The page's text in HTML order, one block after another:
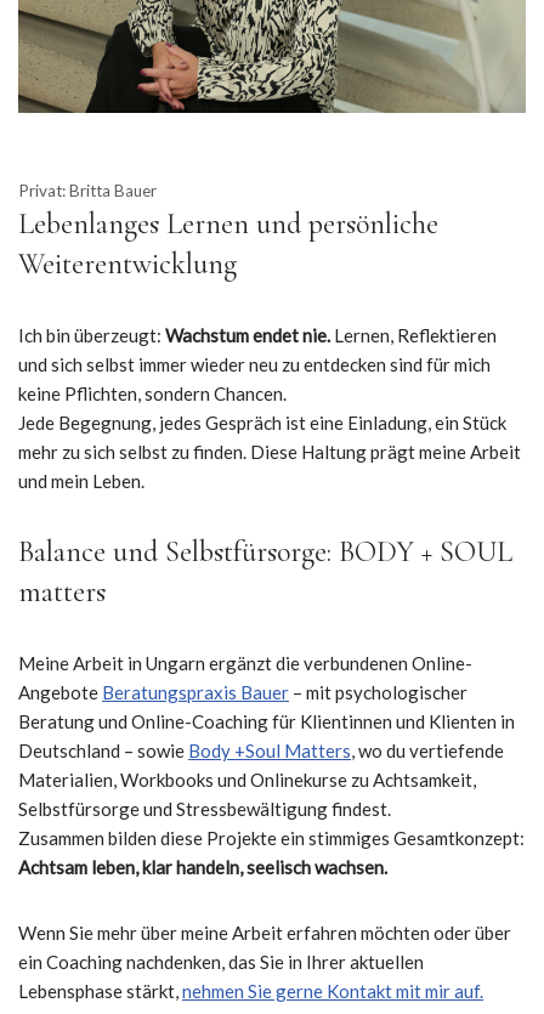
Privat: Britta Bauer
Lebenlanges Lernen und persönliche
Weiterentwicklung
Ich bin überzeugt: Wachstum endet nie. Lernen, Reflektieren
und sich selbst immer wieder neu zu entdecken sind für mich
keine Pflichten, sondern Chancen.
Jede Begegnung, jedes Gespräch ist eine Einladung, ein Stück
mehr zu sich selbst zu finden. Diese Haltung prägt meine Arbeit
und mein Leben.
Balance und Selbstfürsorge: BODY + SOUL
matters
Meine Arbeit in Ungarn ergänzt die verbundenen Online-
Angebote Beratungspraxis Bauer – mit psychologischer
Beratung und Online-Coaching für Klientinnen und Klienten in
Deutschland – sowie Body +Soul Matters, wo du vertiefende
Materialien, Workbooks und Onlinekurse zu Achtsamkeit,
Selbstfürsorge und Stressbewältigung findest.
Zusammen bilden diese Projekte ein stimmiges Gesamtkonzept:
Achtsam leben, klar handeln, seelisch wachsen.
Wenn Sie mehr über meine Arbeit erfahren möchten oder über
ein Coaching nachdenken, das Sie in Ihrer aktuellen
Lebensphase stärkt,nehmen Sie gerne Kontakt mit mir auf.